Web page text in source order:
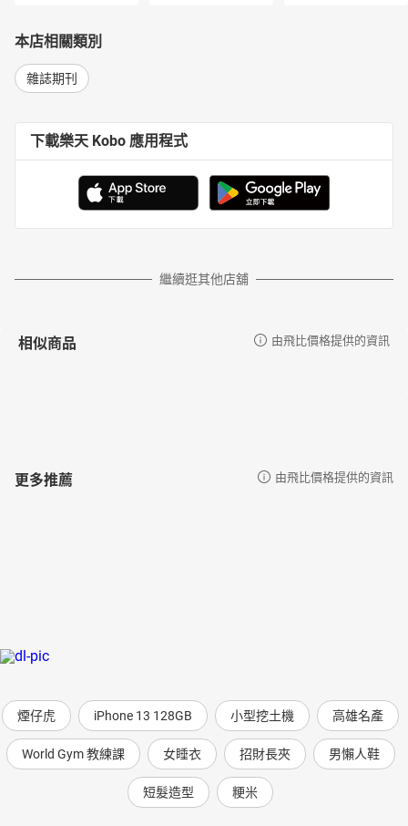
本店相關類別
雜誌期刊
下載樂天 Kobo 應用程式
繼續逛其他店舖
相似商品 由飛比價格提供的資訊
更多推薦 由飛比價格提供的資訊
煙仔虎 iPhone 13 128GB 小型挖土機 高雄名產
World Gym 教練課 女睡衣 招財長夾 男懶人鞋
短髮造型 粳米